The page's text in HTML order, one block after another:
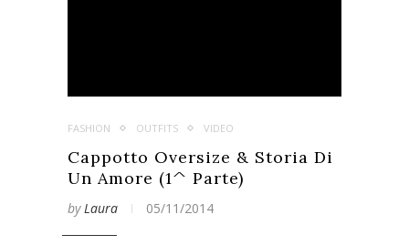
FASHION OUTFITS VIDEO
Cappotto Oversize & Storia Di
Un Amore (1^ Parte)
byLaura 05/11/2014